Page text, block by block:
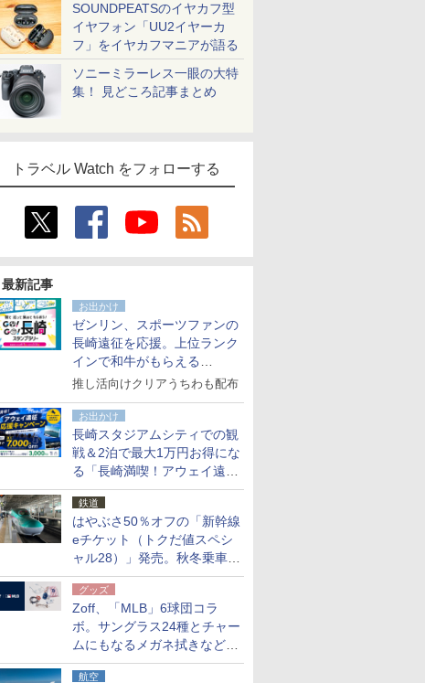
SOUNDPEATSのイヤカフ型
イヤフォン「UU2イヤーカ
フ」をイヤカフマニアが語る
ソニーミラーレス一眼の大特
集！ 見どころ記事まとめ
トラベル Watch をフォローする
最新記事
お出かけ
ゼンリン、スポーツファンの
長崎遠征を応援。上位ランク
インで和牛がもらえる
「GO！GO！長崎スタンプラ
推し活向けクリアうちわも配布
お出かけ
長崎スタジアムシティでの観
戦＆2泊で最大1万円お得にな
る「長崎満喫！アウェイ遠征
応援キャンペーン」
鉄道
はやぶさ50％オフの「新幹線
eチケット（トクだ値スペシ
ャル28）」発売。秋冬乗車
分、えきねっと限定
グッズ
Zoff、「MLB」6球団コラ
ボ。サングラス24種とチャー
ムにもなるメガネ拭きなど雑
貨24種
航空